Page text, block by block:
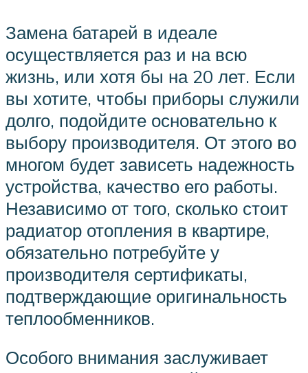
Замена батарей в идеале
осуществляется раз и на всю
жизнь, или хотя бы на 20 лет. Если
вы хотите, чтобы приборы служили
долго, подойдите основательно к
выбору производителя. От этого во
многом будет зависеть надежность
устройства, качество его работы.
Независимо от того, сколько стоит
радиатор отопления в квартире,
обязательно потребуйте у
производителя сертификаты,
подтверждающие оригинальность
теплообменников.
Особого внимания заслуживает